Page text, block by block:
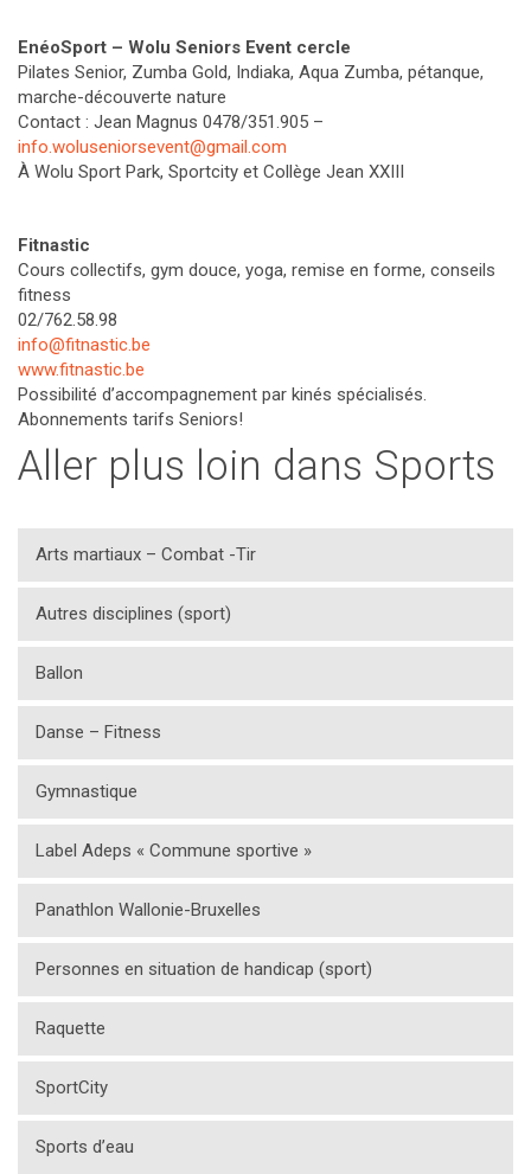
EnéoSport – Wolu Seniors Event cercle
Pilates Senior, Zumba Gold, Indiaka, Aqua Zumba, pétanque,
marche-découverte nature
Contact : Jean Magnus 0478/351.905 –
info.woluseniorsevent@gmail.com
À Wolu Sport Park, Sportcity et Collège Jean XXIII
Fitnastic
Cours collectifs, gym douce, yoga, remise en forme, conseils
fitness
02/762.58.98
info@fitnastic.be
www.fitnastic.be
Possibilité d’accompagnement par kinés spécialisés.
Abonnements tarifs Seniors!
Aller plus loin dans Sports
Arts martiaux – Combat -Tir
Autres disciplines (sport)
Ballon
Danse – Fitness
Gymnastique
Label Adeps « Commune sportive »
Panathlon Wallonie-Bruxelles
Personnes en situation de handicap (sport)
Raquette
SportCity
Sports d’eau